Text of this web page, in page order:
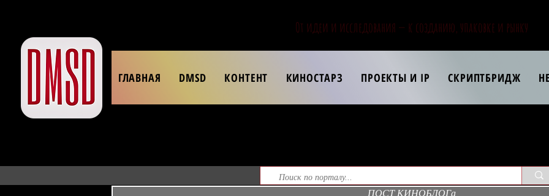
От идеи и исследования — к созданию, упаковке и рынку
ГЛАВНАЯ DMSD КОНТЕНТ КИНОСТАРЗ ПРОЕКТЫ И IP СКРИПТБРИДЖ
ПОСТ КИНОБЛОГа